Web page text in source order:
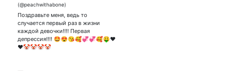
вечерам
Поздравьте меня, ведь то
случается первый раз в жизни
каждой девочки!!!! Первая
депрессия!!!! 🤩😍😘🥰💞💞🥰🤑❤️
❤️🤡🤡🤡🤡